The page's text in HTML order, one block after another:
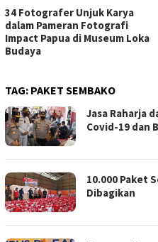
34 Fotografer Unjuk Karya
dalam Pameran Fotografi
Impact Papua di Museum Loka
Budaya
TAG: PAKET SEMBAKO
Jasa Raharja
Covid-19 dan
10.000 Paket
Dibagikan